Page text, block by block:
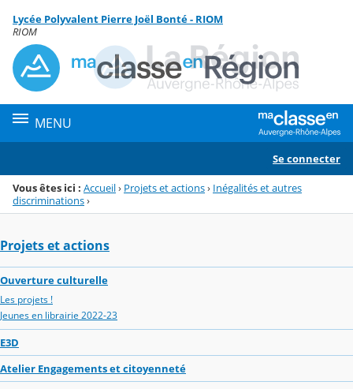
Menu de la rubrique
Contenu
Lycée Polyvalent Pierre Joël Bonté - RIOM
RIOM
MENU
Se connecter
Vous êtes ici : Accueil› Projets et actions› Inégalités et autres
discriminations›
Projets et actions
Ouverture culturelle
Les projets !
Jeunes en librairie 2022-23
E3D
Atelier Engagements et citoyenneté